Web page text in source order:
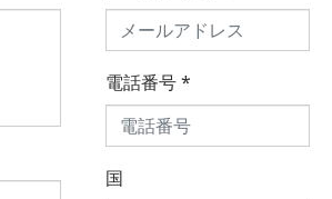
電話番号*
国